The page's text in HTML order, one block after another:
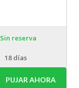
Sin reserva
18 días
PUJAR AHORA